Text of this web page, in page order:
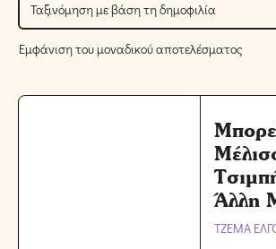
Εμφάνιση του μοναδικού αποτελέσματος
Άλλη
ΤΖΕΜΑ